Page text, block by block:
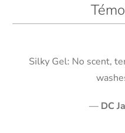
Silky Gel: No scent,
— DC